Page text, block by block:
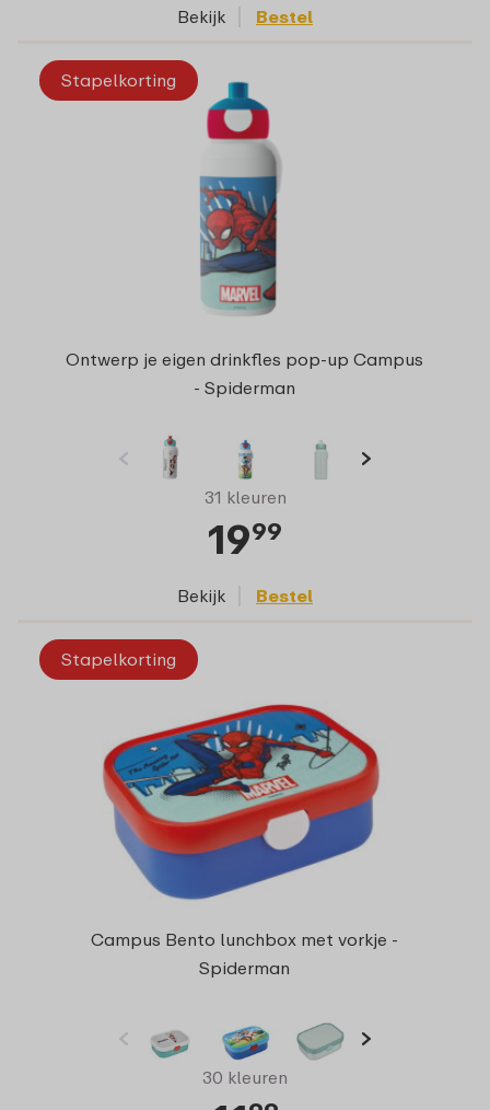
Bekijk Bestel
Stapelkorting
Ontwerp je eigen drinkfles pop-up Campus
- Spiderman
31 kleuren
1999
Bekijk Bestel
Stapelkorting
Campus Bento lunchbox met vorkje -
Spiderman
30 kleuren